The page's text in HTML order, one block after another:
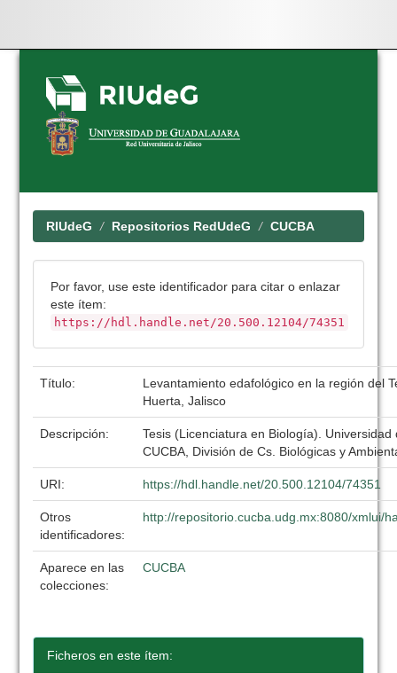
Skip
navigation
RIUdeG Repositorios RedUdeG CUCBA
Por favor, use este identificador para citar o enlazar
este ítem:
https://hdl.handle.net/20.500.12104/74351
Título:
Levantamiento edafológico en la región del
Huerta, Jalisco
Descripción:
Tesis (Licenciatura en Biología). Universidad
CUCBA, División de Cs. Biológicas y
URI: https://hdl.handle.net/20.500.12104/74351
Otros
identificadores:
http://repositorio.cucba.udg.mx:8080/xmlui/
Aparece en las
colecciones:
CUCBA
Ficheros en este ítem: